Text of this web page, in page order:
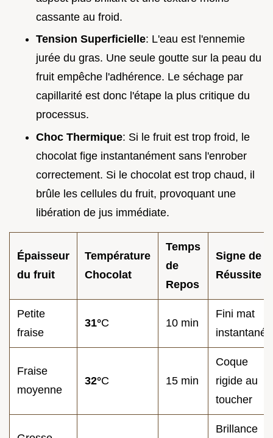
cassante au froid.
Tension Superficielle: L'eau est l'ennemie
jurée du gras. Une seule goutte sur la peau du
fruit empêche l'adhérence. Le séchage par
capillarité est donc l'étape la plus critique du
processus.
Choc Thermique: Si le fruit est trop froid, le
chocolat fige instantanément sans l'enrober
correctement. Si le chocolat est trop chaud, il
brûle les cellules du fruit, provoquant une
libération de jus immédiate.
Épaisseur
du fruit
Température
Chocolat
Temps
de
Repos
Signe de
Réussite
Petite
fraise
31°C 10 min
Fini mat
instantané
Fraise
moyenne
32°C 15 min
Coque
rigide au
toucher
Brillance